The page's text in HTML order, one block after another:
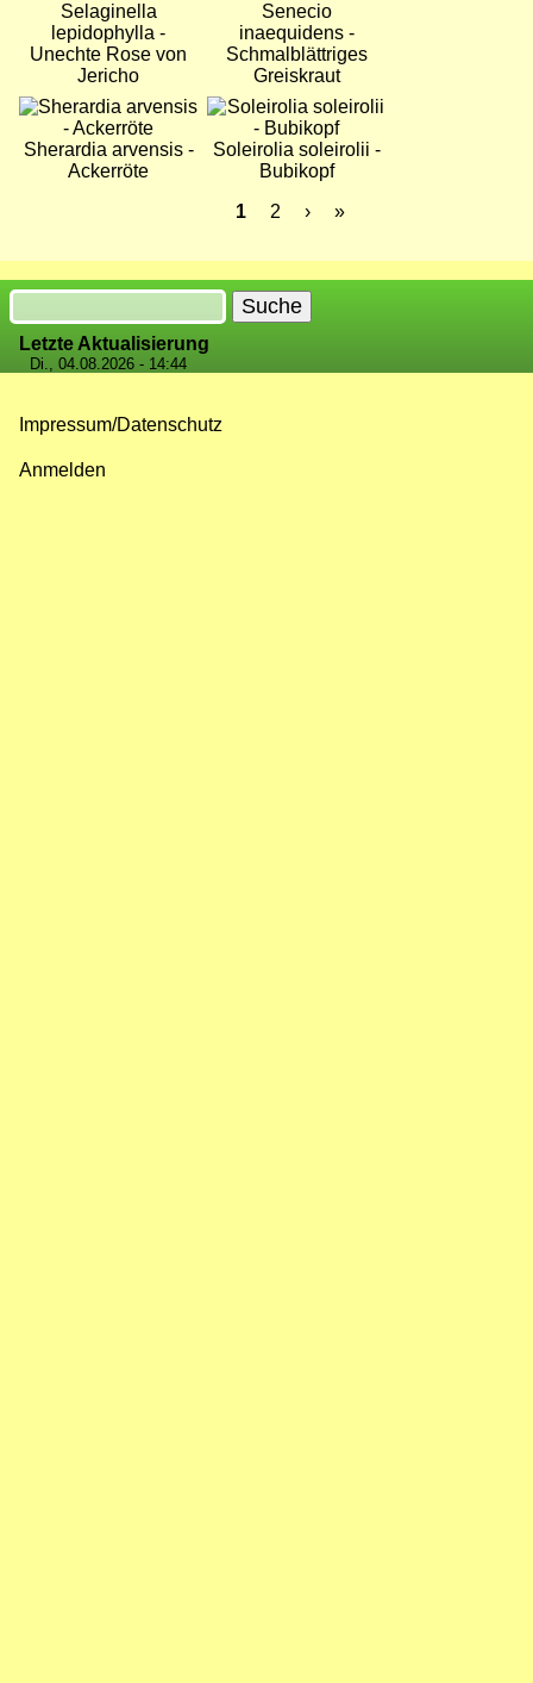
Selaginella
lepidophylla -
Unechte Rose von
Jericho
Senecio
inaequidens -
Schmalblättriges
Greiskraut
Bild
Sherardia arvensis -
Ackerröte
Bild
Soleirolia soleirolii -
Bubikopf
Aktuelle
1 Seite
2
Nächste
›
Letzte
»
Suche
Letzte Aktualisierung
Di., 04.08.2026 - 14:44
Impressum/Datenschutz
Anmelden